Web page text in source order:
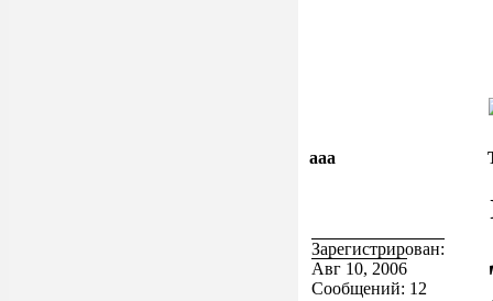
aaa
Зарегистрирован:
Авг 10, 2006
Сообщений: 12